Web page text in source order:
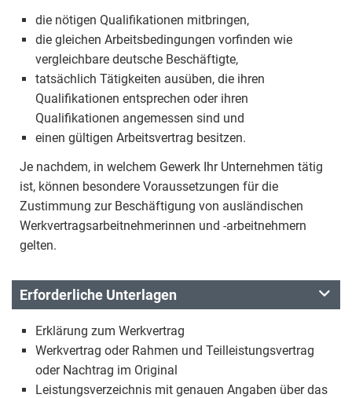
die nötigen Qualifikationen mitbringen,
die gleichen Arbeitsbedingungen vorfinden wie
vergleichbare deutsche Beschäftigte,
tatsächlich Tätigkeiten ausüben, die ihren
Qualifikationen entsprechen oder ihren
Qualifikationen angemessen sind und
einen gültigen Arbeitsvertrag besitzen.
Je nachdem, in welchem Gewerk Ihr Unternehmen tätig
ist, können besondere Voraussetzungen für die
Zustimmung zur Beschäftigung von ausländischen
Werkvertragsarbeitnehmerinnen und -arbeitnehmern
gelten.
Erforderliche Unterlagen
Erklärung zum Werkvertrag
Werkvertrag oder Rahmen und Teilleistungsvertrag
oder Nachtrag im Original
Leistungsverzeichnis mit genauen Angaben über das